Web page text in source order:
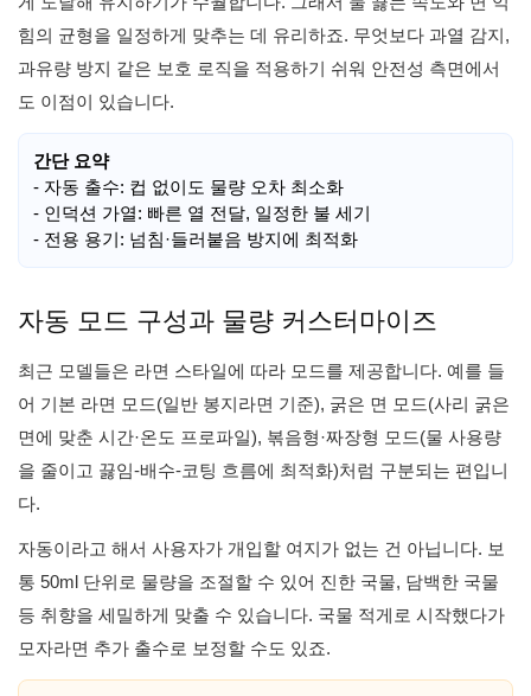
힘의 균형을 일정하게 맞추는 데 유리하죠. 무엇보다 과열 감지,
과유량 방지 같은 보호 로직을 적용하기 쉬워 안전성 측면에서
도 이점이 있습니다.
간단 요약
- 자동 출수: 컵 없이도 물량 오차 최소화
- 인덕션 가열: 빠른 열 전달, 일정한 불 세기
- 전용 용기: 넘침·들러붙음 방지에 최적화
자동 모드 구성과 물량 커스터마이즈
최근 모델들은 라면 스타일에 따라 모드를 제공합니다. 예를 들
어 기본 라면 모드(일반 봉지라면 기준), 굵은 면 모드(사리 굵은
면에 맞춘 시간·온도 프로파일), 볶음형·짜장형 모드(물 사용량
을 줄이고 끓임-배수-코팅 흐름에 최적화)처럼 구분되는 편입니
다.
자동이라고 해서 사용자가 개입할 여지가 없는 건 아닙니다. 보
통 50ml 단위로 물량을 조절할 수 있어 진한 국물, 담백한 국물
등 취향을 세밀하게 맞출 수 있습니다. 국물 적게로 시작했다가
모자라면 추가 출수로 보정할 수도 있죠.